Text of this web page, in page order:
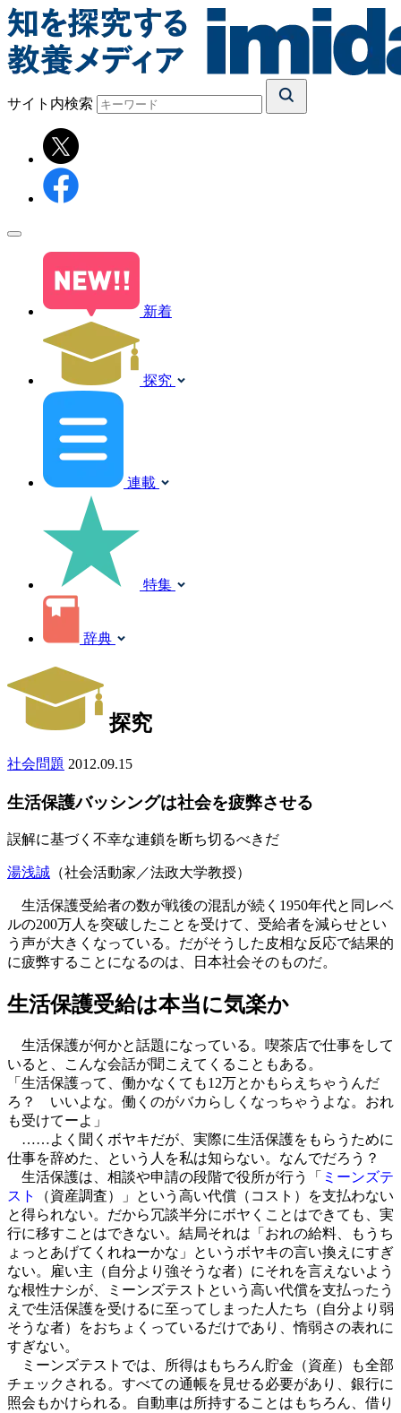
サイト内検索
新着
探究
連載
特集
辞典
探究
社会問題 2012.09.15
生活保護バッシングは社会を疲弊させる
誤解に基づく不幸な連鎖を断ち切るべきだ
湯浅誠 （社会活動家／法政大学教授）
生活保護受給者の数が戦後の混乱が続く1950年代と同レベ
ルの200万人を突破したことを受けて、受給者を減らせとい
う声が大きくなっている。だがそうした皮相な反応で結果的
に疲弊することになるのは、日本社会そのものだ。
生活保護受給は本当に気楽か
生活保護が何かと話題になっている。喫茶店で仕事をして
いると、こんな会話が聞こえてくることもある。
「生活保護って、働かなくても12万とかもらえちゃうんだ
ろ？ いいよな。働くのがバカらしくなっちゃうよな。おれ
も受けてーよ」
……よく聞くボヤキだが、実際に生活保護をもらうために
仕事を辞めた、という人を私は知らない。なんでだろう？
生活保護は、相談や申請の段階で役所が行う「 ミーンズテ
スト
（資産調査）」という高い代償（コスト）を支払わない
と得られない。だから冗談半分にボヤくことはできても、実
行に移すことはできない。結局それは「おれの給料、もうち
ょっとあげてくれねーかな」というボヤキの言い換えにすぎ
ない。雇い主（自分より強そうな者）にそれを言えないよう
な根性ナシが、ミーンズテストという高い代償を支払ったう
えで生活保護を受けるに至ってしまった人たち（自分より弱
そうな者）をおちょくっているだけであり、惰弱さの表れに
すぎない。
ミーンズテストでは、所得はもちろん貯金（資産）も全部
チェックされる。すべての通帳を見せる必要があり、銀行に
照会もかけられる。自動車は所持することはもちろん、借り